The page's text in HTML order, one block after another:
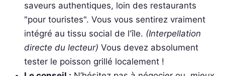
saveurs authentiques, loin des restaurants
"pour touristes". Vous vous sentirez vraiment
intégré au tissu social de l'île. (Interpellation
directe du lecteur) Vous devez absolument
tester le poisson grillé localement !